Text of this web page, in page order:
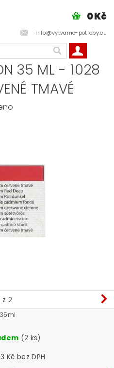
info@vytvarne-potreby.eu
0 Kč
35 ML - 1028
TMAVÉ
z 2
(2 ks)
88,43 Kč bez DPH